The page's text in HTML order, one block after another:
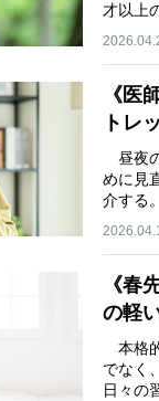
才以上
《医
トレ
昼夜
めに見
介する
《春
の軽
本格
でなく
日々の